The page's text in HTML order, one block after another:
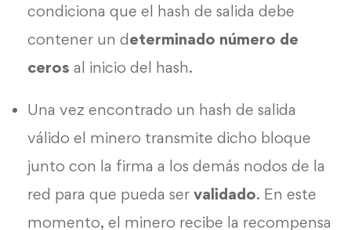
condiciona que el hash de salida debe
contener un determinado número de
ceros al inicio del hash.
Una vez encontrado un hash de salida
válido el minero transmite dicho bloque
junto con la firma a los demás nodos de la
red para que pueda ser validado. En este
momento, el minero recibe la recompensa